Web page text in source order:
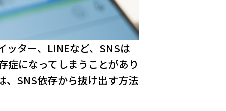
ッター、LINEなど、SNSは
症になってしまうことがあり
、SNS依存から抜け出す方法